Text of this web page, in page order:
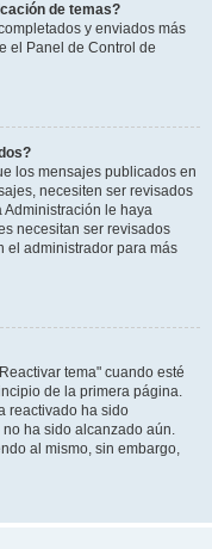
de temas?
y enviados más
el Panel de Control de
los mensajes publicados en
necesiten ser revisados
Administración le haya
necesitan ser revisados
el administrador para más
tema" cuando esté
de la primera página.
reactivado ha sido
ha sido alcanzado aún.
al mismo, sin embargo,